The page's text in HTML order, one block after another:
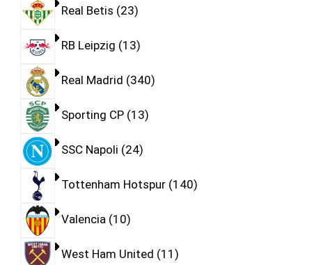
Real Betis 23
RB Leipzig 13
Real Madrid 340
Sporting CP 13
SSC Napoli 24
Tottenham Hotspur 140
Valencia 10
West Ham United 11